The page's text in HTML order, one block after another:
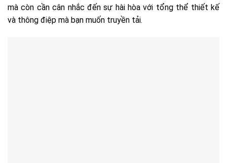
mà còn cần cân nhắc đến sự hài hòa với tổng thể thiết kế
và thông điệp mà bạn muốn truyền tải.